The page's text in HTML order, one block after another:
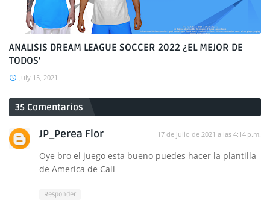
ANALISIS DREAM LEAGUE SOCCER 2022 ¿EL MEJOR DE
TODOS'
July 15, 2021
35 Comentarios
JP_Perea Flor 17 de julio de 2021 a las 4:14 p.m.
Oye bro el juego esta bueno puedes hacer la plantilla
de America de Cali
Responder